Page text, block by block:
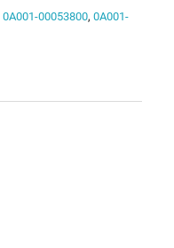
0A001-00053800, 0A001-